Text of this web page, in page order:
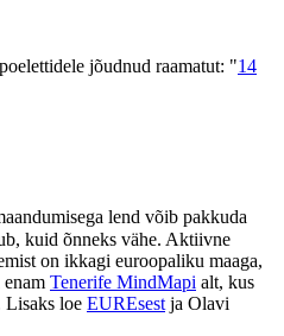
jõudnud raamatut: "14
lend võib pakkuda
kuid õnneks vähe. Aktiivne
on ikkagi euroopaliku maaga,
Tenerife MindMapi alt, kus
Lisaks loe EUREsest ja Olavi